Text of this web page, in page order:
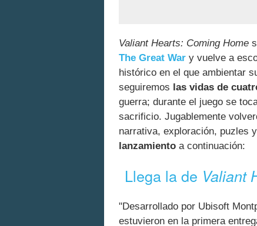
Valiant Hearts: Coming Home
The Great War y vuelve a
histórico en el que ambientar
seguiremos las vidas de
guerra; durante el juego se
sacrificio. Jugablemente
narrativa, exploración, puzles
lanzamiento a continuación:
Llega la de Valiant
"Desarrollado por Ubisoft
estuvieron en la primera